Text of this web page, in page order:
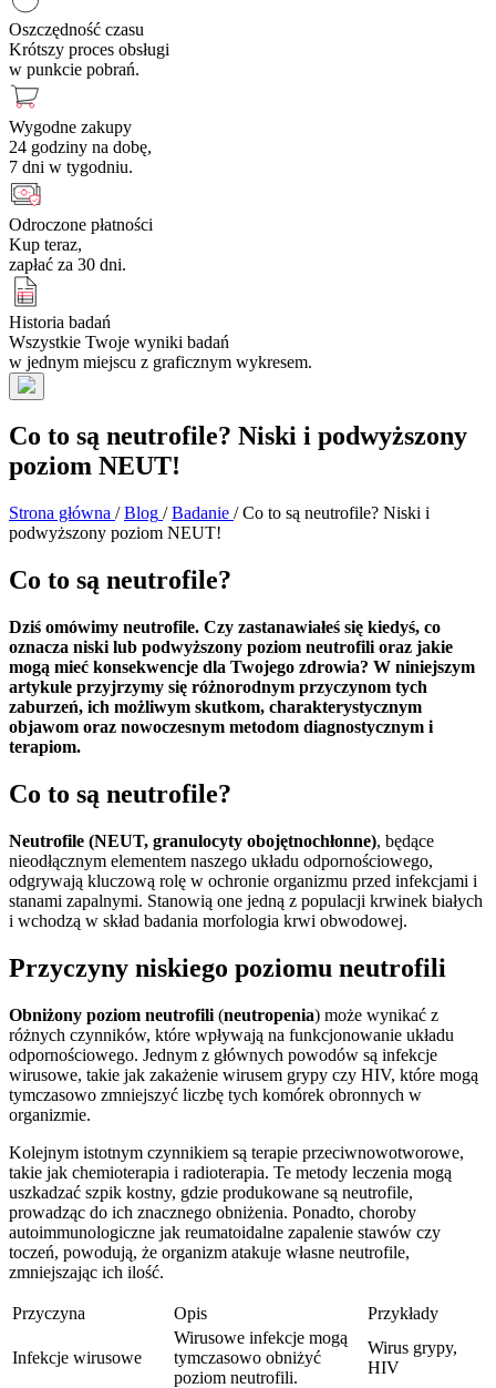
Oszczędność czasu
Krótszy proces obsługi
w punkcie pobrań.
Wygodne zakupy
24 godziny na dobę,
7 dni w tygodniu.
Odroczone płatności
Kup teraz,
zapłać za 30 dni.
Historia badań
Wszystkie Twoje wyniki badań
w jednym miejscu z graficznym wykresem.
Co to są neutrofile? Niski i podwyższony
poziom NEUT!
Strona główna / Blog / Badanie / Co to są neutrofile? Niski i
podwyższony poziom NEUT!
Co to są neutrofile?
Dziś omówimy neutrofile. Czy zastanawiałeś się kiedyś, co
oznacza niski lub podwyższony poziom neutrofili oraz jakie
mogą mieć konsekwencje dla Twojego zdrowia? W niniejszym
artykule przyjrzymy się różnorodnym przyczynom tych
zaburzeń, ich możliwym skutkom, charakterystycznym
objawom oraz nowoczesnym metodom diagnostycznym i
terapiom.
Co to są neutrofile?
Neutrofile (NEUT, granulocyty obojętnochłonne), będące
nieodłącznym elementem naszego układu odpornościowego,
odgrywają kluczową rolę w ochronie organizmu przed infekcjami i
stanami zapalnymi. Stanowią one jedną z populacji krwinek białych
i wchodzą w skład badania morfologia krwi obwodowej.
Przyczyny niskiego poziomu neutrofili
Obniżony poziom neutrofili (neutropenia) może wynikać z
różnych czynników, które wpływają na funkcjonowanie układu
odpornościowego. Jednym z głównych powodów są infekcje
wirusowe, takie jak zakażenie wirusem grypy czy HIV, które mogą
tymczasowo zmniejszyć liczbę tych komórek obronnych w
organizmie.
Kolejnym istotnym czynnikiem są terapie przeciwnowotworowe,
takie jak chemioterapia i radioterapia. Te metody leczenia mogą
uszkadzać szpik kostny, gdzie produkowane są neutrofile,
prowadząc do ich znacznego obniżenia. Ponadto, choroby
autoimmunologiczne jak reumatoidalne zapalenie stawów czy
toczeń, powodują, że organizm atakuje własne neutrofile,
zmniejszając ich ilość.
Przyczyna Opis Przykłady
Infekcje wirusowe
Wirusowe infekcje mogą
tymczasowo obniżyć
poziom neutrofili.
Wirus grypy,
HIV